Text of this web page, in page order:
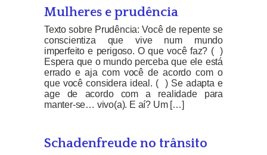
Mulheres e prudência
Texto sobre Prudência: Você de repente se
conscientiza que vive num mundo
imperfeito e perigoso. O que você faz? ( )
Espera que o mundo perceba que ele está
errado e aja com você de acordo com o
que você considera ideal. ( ) Se adapta e
age de acordo com a realidade para
manter-se… vivo(a). E aí? Um […]
Schadenfreude no trânsito